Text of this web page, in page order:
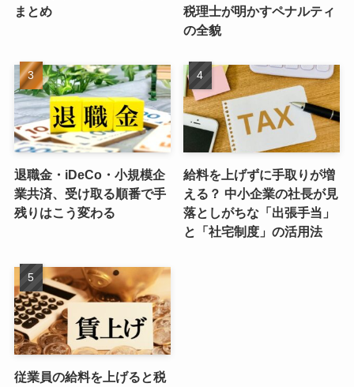
まとめ
税理士が明かすペナルティ
の全貌
退職金・iDeCo・小規模企
業共済、受け取る順番で手
残りはこう変わる
給料を上げずに手取りが増
える？ 中小企業の社長が見
落としがちな「出張手当」
と「社宅制度」の活用法
従業員の給料を上げると税